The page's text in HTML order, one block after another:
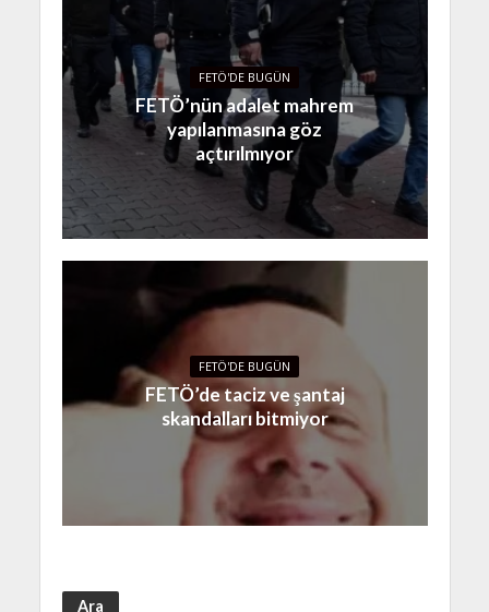
FETÖ'DE BUGÜN
FETÖ’nün adalet mahrem
yapılanmasına göz
açtırılmıyor
FETÖ'DE BUGÜN
FETÖ’de taciz ve şantaj
skandalları bitmiyor
Ara